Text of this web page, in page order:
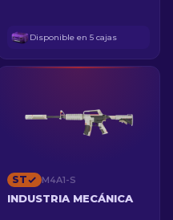
Disponible en 5 cajas
ST M4A1-S
INDUSTRIA MECÁNICA